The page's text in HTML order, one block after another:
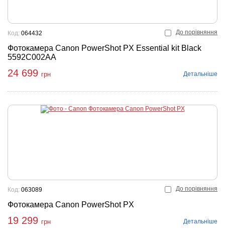
До порівняння
Фотокамера Canon PowerShot PX Essential kit Black
5592C002AA
Код: 064432
24 699 грн Детальніше
До порівняння
Фотокамера Canon PowerShot PX
Код: 063089
19 299 грн Детальніше